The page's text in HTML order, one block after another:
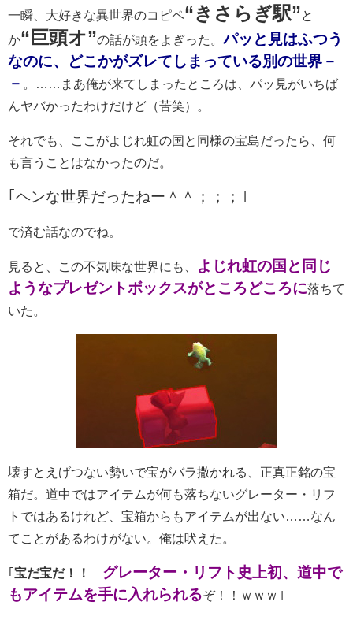
一瞬、大好きな異世界のコピペ“きさらぎ駅”と
か“巨頭オ”の話が頭をよぎった。パッと見はふつう
なのに、どこかがズレてしまっている別の世界－
－ 。……まあ俺が来てしまったところは、パッ見がいちば
んヤバかったわけだけど（苦笑）。
それでも、ここがよじれ虹の国と同様の宝島だったら、何
も言うことはなかったのだ。
｢ヘンな世界だったねー＾＾；；；｣
で済む話なのでね。
見ると、この不気味な世界にも、
よじれ虹の国と同じ
ようなプレゼントボックスがところどころに落ちて
いた。
壊すとえげつない勢いで宝がバラ撒かれる、正真正銘の宝
箱だ。道中ではアイテムが何も落ちないグレーター・リフ
トではあるけれど、宝箱からもアイテムが出ない……なん
てことがあるわけがない。俺は吠えた。
｢ 宝だ宝だ！！
グレーター・リフト史上初、道中で
もアイテムを手に入れられるぞ！！ｗｗｗ｣